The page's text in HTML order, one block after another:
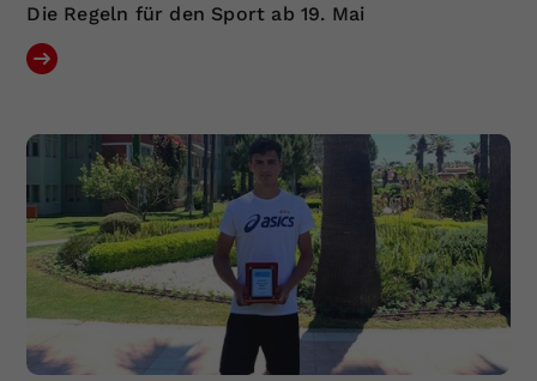
Die Regeln für den Sport ab 19. Mai